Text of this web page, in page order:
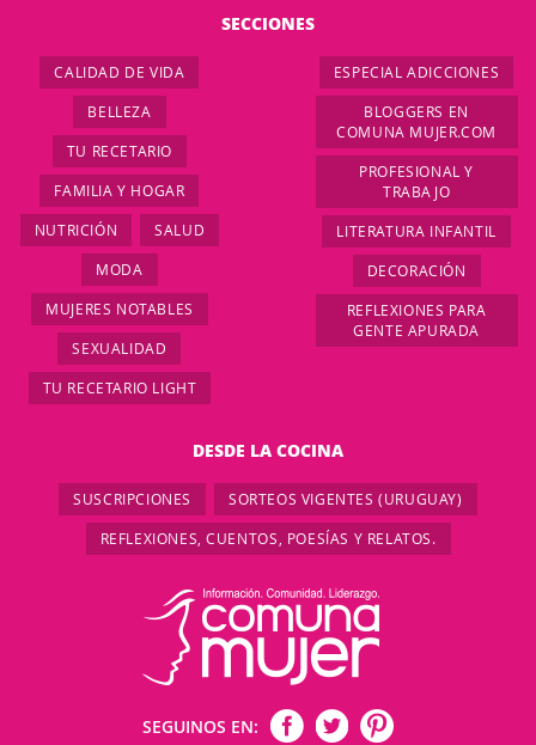
SECCIONES
CALIDAD DE VIDA
BELLEZA
TU RECETARIO
FAMILIA Y HOGAR
NUTRICIÓN SALUD
MODA
MUJERES NOTABLES
SEXUALIDAD
TU RECETARIO LIGHT
ESPECIAL ADICCIONES
BLOGGERS EN
COMUNA MUJER.COM
PROFESIONAL Y
TRABAJO
LITERATURA INFANTIL
DECORACIÓN
REFLEXIONES PARA
GENTE APURADA
DESDE LA COCINA
SUSCRIPCIONES SORTEOS VIGENTES (URUGUAY)
REFLEXIONES, CUENTOS, POESÍAS Y RELATOS.
SEGUINOS EN: